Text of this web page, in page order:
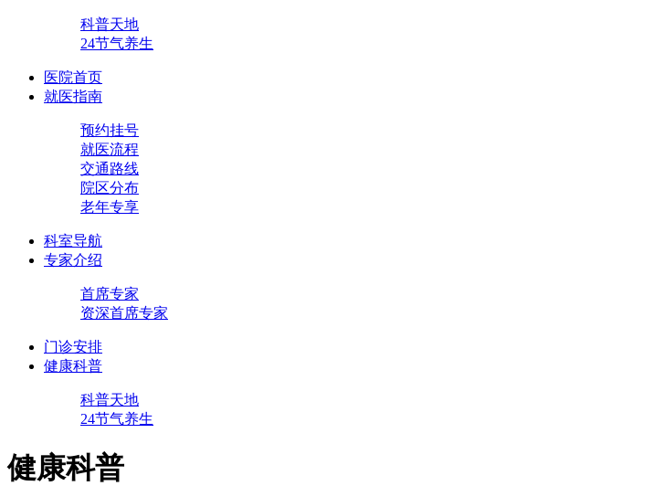
科普天地
24节气养生
医院首页
就医指南
预约挂号
就医流程
交通路线
院区分布
老年专享
科室导航
专家介绍
首席专家
资深首席专家
门诊安排
健康科普
科普天地
24节气养生
健康科普